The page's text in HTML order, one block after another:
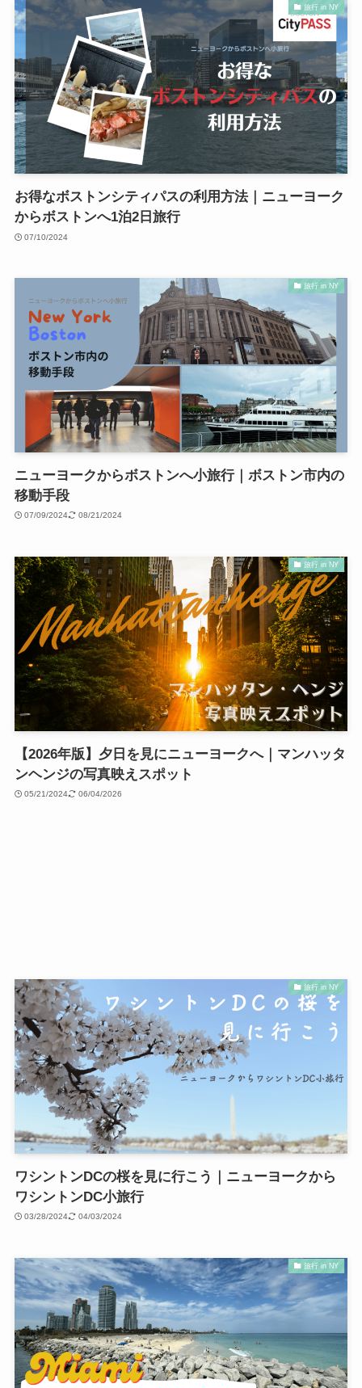
旅行 in NY
お得なボストンシティパスの利用方法｜ニューヨーク
からボストンへ1泊2日旅行
07/10/2024
旅行 in NY
ニューヨークからボストンへ小旅行｜ボストン市内の
移動手段
07/09/2024 08/21/2024
旅行 in NY
【2026年版】夕日を見にニューヨークへ｜マンハッタ
ンヘンジの写真映えスポット
05/21/2024 06/04/2026
旅行 in NY
ワシントンDCの桜を見に行こう｜ニューヨークから
ワシントンDC小旅行
03/28/2024 04/03/2024
旅行 in NY